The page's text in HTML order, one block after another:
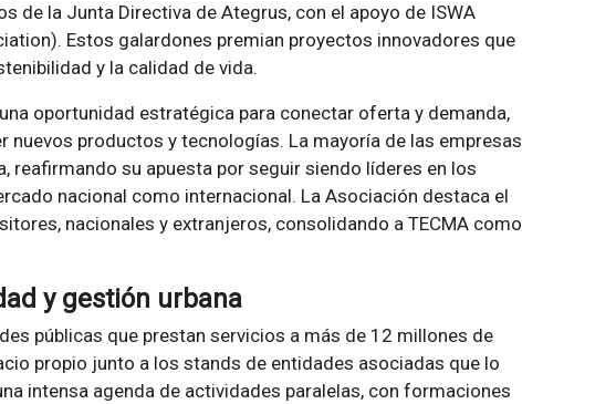
de la Junta Directiva de Ategrus, con el apoyo de ISWA
Estos galardones premian proyectos innovadores que
y la calidad de vida.
oportunidad estratégica para conectar oferta y demanda,
nuevos productos y tecnologías. La mayoría de las empresas
reafirmando su apuesta por seguir siendo líderes en los
nacional como internacional. La Asociación destaca el
nacionales y extranjeros, consolidando a TECMA como
y gestión urbana
públicas que prestan servicios a más de 12 millones de
propio junto a los stands de entidades asociadas que lo
intensa agenda de actividades paralelas, con formaciones